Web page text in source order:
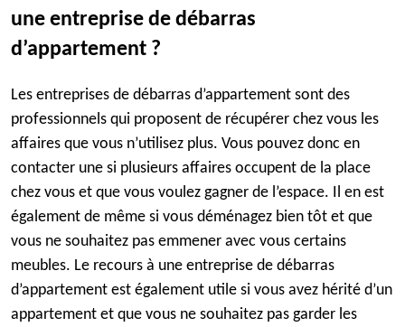
une entreprise de débarras
d’appartement ?
Les entreprises de débarras d’appartement sont des
professionnels qui proposent de récupérer chez vous les
affaires que vous n’utilisez plus. Vous pouvez donc en
contacter une si plusieurs affaires occupent de la place
chez vous et que vous voulez gagner de l’espace. Il en est
également de même si vous déménagez bien tôt et que
vous ne souhaitez pas emmener avec vous certains
meubles. Le recours à une entreprise de débarras
d’appartement est également utile si vous avez hérité d’un
appartement et que vous ne souhaitez pas garder les